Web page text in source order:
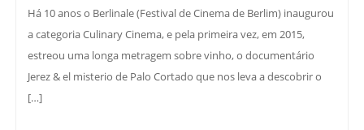
Há 10 anos o Berlinale (Festival de Cinema de Berlim) inaugurou
a categoria Culinary Cinema, e pela primeira vez, em 2015,
estreou uma longa metragem sobre vinho, o documentário
Jerez & el misterio de Palo Cortado que nos leva a descobrir o
[…]